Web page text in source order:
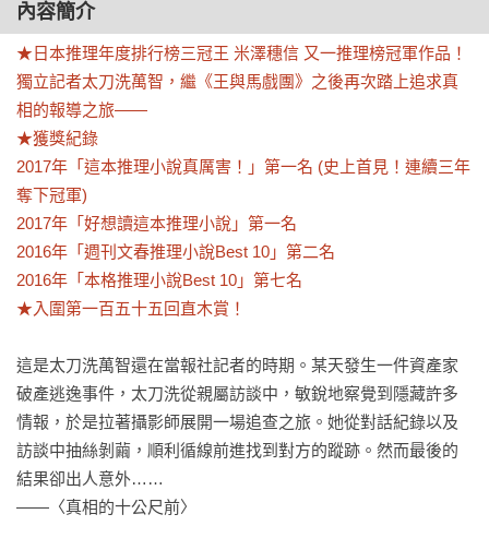
內容簡介
★日本推理年度排行榜三冠王 米澤穗信 又一推理榜冠軍作品！
獨立記者太刀洗萬智，繼《王與馬戲團》之後再次踏上追求真
相的報導之旅——
★獲獎紀錄
2017年「這本推理小說真厲害！」第一名 (史上首見！連續三年
奪下冠軍)
2017年「好想讀這本推理小說」第一名
2016年「週刊文春推理小說Best 10」第二名
2016年「本格推理小說Best 10」第七名
★入圍第一百五十五回直木賞！
這是太刀洗萬智還在當報社記者的時期。某天發生一件資產家
破產逃逸事件，太刀洗從親屬訪談中，敏銳地察覺到隱藏許多
情報，於是拉著攝影師展開一場追查之旅。她從對話紀錄以及
訪談中抽絲剝繭，順利循線前進找到對方的蹤跡。然而最後的
結果卻出人意外……
——〈真相的十公尺前〉